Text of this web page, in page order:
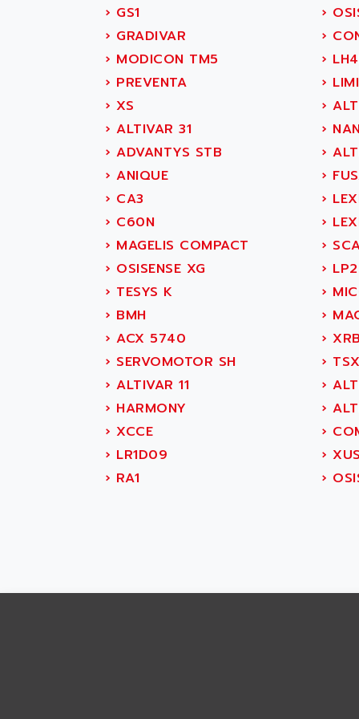
PANEL
OPERATOR PANEL
APRIL 2000
APRIL 7000
SMC50
SMC600
SMC25 et SMC 35
SMC 50 / SMC 600
SMC 600
SMC
AB OSAI
ABAC
ABASK
ABB
ABB AS ROBOTIC
ABB REPAIR DEPT
ABB ROBOTICS
ABC VISION
ABD
ABG
ABL
ABL SURSUM
ABLE SYSTEMS
ABLIC
ABOUTBATTERIE
ABRACON
ABS COMPUTERS
ABS SYSTEM
ABSOCODER
ABUS
ABUS ELECTRONIC
› GS1 ›
› GRADIVAR ›
› MODICON TM5 ›
› PREVENTA ›
› XS ›
› ALTIVAR 31 ›
› ADVANTYS STB ›
› ANIQUE ›
› CA3 ›
› C60N ›
› MAGELIS COMPACT ›
› OSISENSE XG › LP2
› TESYS K ›
› BMH ›
› ACX 5740 ›
› SERVOMOTOR SH ›
› ALTIVAR 11 ›
› HARMONY ›
› XCCE ›
› LR1D09 ›
› RA1 ›